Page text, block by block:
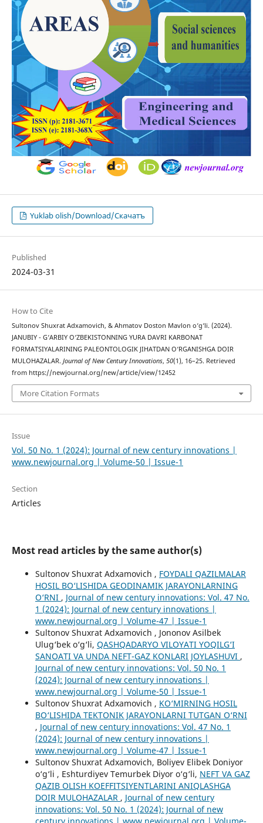
Yuklab olish/Download/Скачатъ
Published
2024-03-31
How to Cite
Sultonov Shuxrat Adxamovich, & Ahmatov Doston Mavlon o‘g‘li. (2024).
JANUBIY - G‘ARBIY O‘ZBEKISTONNING YURA DAVRI KARBONAT
FORMATSIYALARINING PALEONTOLOGIK JIHATDAN O‘RGANISHGA DOIR
MULOHAZALAR. Journal of New Century Innovations, 50(1), 16–25. Retrieved
from https://newjournal.org/new/article/view/12452
More Citation Formats
Issue
Vol. 50 No. 1 (2024): Journal of new century innovations |
www.newjournal.org | Volume-50 | Issue-1
Section
Articles
Most read articles by the same author(s)
Sultonov Shuxrat Adxamovich , FOYDALI QAZILMALAR
HOSIL BO‘LISHIDA GEODINAMIK JARAYONLARNING
O‘RNI , Journal of new century innovations: Vol. 47 No.
1 (2024): Journal of new century innovations |
www.newjournal.org | Volume-47 | Issue-1
Sultonov Shuxrat Adxamovich , Jononov Asilbek
Ulug‘bek o‘g‘li, QASHQADARYO VILOYATI YOQILG‘I
SANOATI VA UNDA NEFT-GAZ KONLARI JOYLASHUVI ,
Journal of new century innovations: Vol. 50 No. 1
(2024): Journal of new century innovations |
www.newjournal.org | Volume-50 | Issue-1
Sultonov Shuxrat Adxamovich , KO‘MIRNING HOSIL
BO‘LISHIDA TEKTONIK JARAYONLARNI TUTGAN O‘RNI
, Journal of new century innovations: Vol. 47 No. 1
(2024): Journal of new century innovations |
www.newjournal.org | Volume-47 | Issue-1
Sultonov Shuxrat Adxamovich, Boliyev Elibek Doniyor
o‘g‘li , Eshturdiyev Temurbek Diyor o‘g‘li, NEFT VA GAZ
QAZIB OLISH KOEFFITSIYENTLARINI ANIQLASHGA
DOIR MULOHAZALAR , Journal of new century
innovations: Vol. 50 No. 1 (2024): Journal of new
century innovations | www.newjournal.org | Volume-